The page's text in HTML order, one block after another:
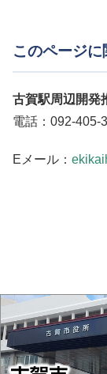
このページ
古賀駅周辺開発
電話：092-405-
Eメール：